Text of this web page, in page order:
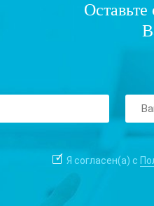
Я согласен(а) с